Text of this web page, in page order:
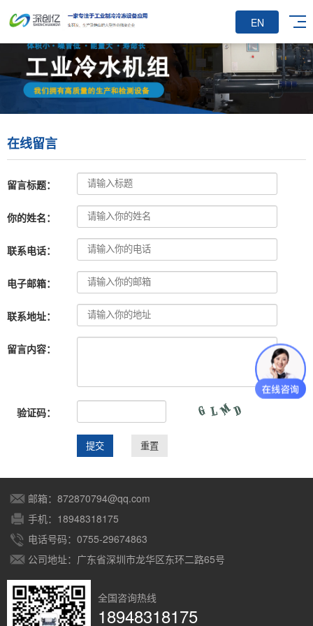
EN
在线留言
留言标题：
你的姓名：
联系电话：
电子邮箱：
联系地址：
留言内容：
验证码：
邮箱：872870794@qq.com
手机：18948318175
电话号码：0755-29674863
公司地址：广东省深圳市龙华区东环二路65号
全国咨询热线
18948318175